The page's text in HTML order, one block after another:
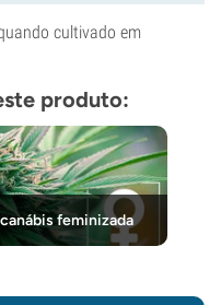
cultivado em
produto:
feminizada